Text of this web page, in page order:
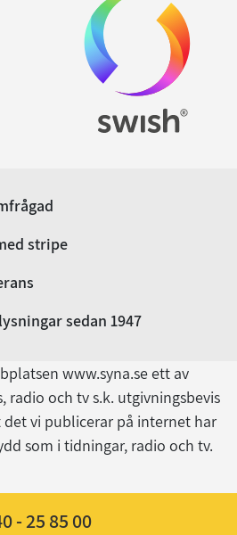
stripe
sedan 1947
www.syna.se ett av
radio och tv s.k. utgivningsbevis
vi publicerar på internet har
som i tidningar, radio och tv.
- 25 85 00